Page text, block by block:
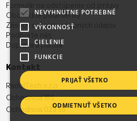
Formulár na odstúpenie od zmluvy
Obchodné podmienky
Zásady ochrany osobných údajov
Podporte nás
Doprava a platba
Kontakt
RadolTech s.r.o
Ochodnica 185
Ochodnica 023 35
NEVYHNUTNE POTREBNÉ
VÝKONNOSŤ
CIELENIE
FUNKCIE
PRIJAŤ VŠETKO
ODMIETNUŤ VŠETKO